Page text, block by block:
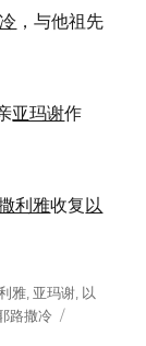
，与他祖先
亚玛谢作
利雅收复以
雅 亚玛谢 以
路撒冷